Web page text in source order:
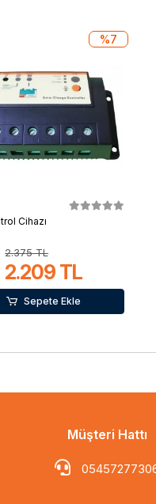
Cihazı
2.375 TL
2.209 TL
%7
Sepete Ekle
Müşteri Hattı